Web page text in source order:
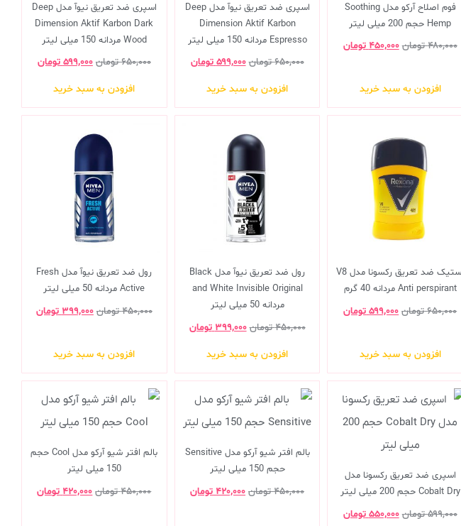
فوم اصلاح آرکو مدل Soothing
Hemp حجم 200 میلی لیتر
۴۸۰,۰۰۰ تومان ۴۵۰,۰۰۰ تومان
افزودن به سبد خرید
اسپری ضد تعریق نیوآ مدل Deep
Dimension Aktif Karbon
Espresso مردانه 150 میلی لیتر
۶۵۰,۰۰۰ تومان ۵۹۹,۰۰۰ تومان
افزودن به سبد خرید
اسپری ضد تعریق نیوآ مدل Deep
Dimension Aktif Karbon Dark
Wood مردانه 150 میلی لیتر
۶۵۰,۰۰۰ تومان ۵۹۹,۰۰۰ تومان
افزودن به سبد خرید
استیک ضد تعریق رکسونا مدل V8
Anti perspirant مردانه 40 گرم
۶۵۰,۰۰۰ تومان ۵۹۹,۰۰۰ تومان
افزودن به سبد خرید
رول ضد تعریق نیوآ مدل Black
and White Invisible Original
مردانه 50 میلی لیتر
۴۵۰,۰۰۰ تومان ۳۹۹,۰۰۰ تومان
افزودن به سبد خرید
رول ضد تعریق نیوآ مدل Fresh
Active مردانه 50 میلی لیتر
۴۵۰,۰۰۰ تومان ۳۹۹,۰۰۰ تومان
افزودن به سبد خرید
اسپری ضد تعریق رکسونا مدل
Cobalt Dry حجم 200 میلی لیتر
۵۹۹,۰۰۰ تومان ۵۵۰,۰۰۰ تومان
بالم افتر شیو آرکو مدل Sensitive
حجم 150 میلی لیتر
۴۵۰,۰۰۰ تومان ۴۲۰,۰۰۰ تومان
بالم افتر شیو آرکو مدل Cool حجم
150 میلی لیتر
۴۵۰,۰۰۰ تومان ۴۲۰,۰۰۰ تومان